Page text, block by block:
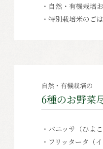
・自然・有機栽培
・特別栽培米のご
自然・有機栽培の
6種のお野菜
・パニッサ（ひよ
・フリッタータ（